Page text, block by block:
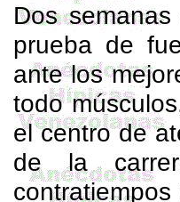
Dos
prueba de
ante los
todo
el centro de
dela